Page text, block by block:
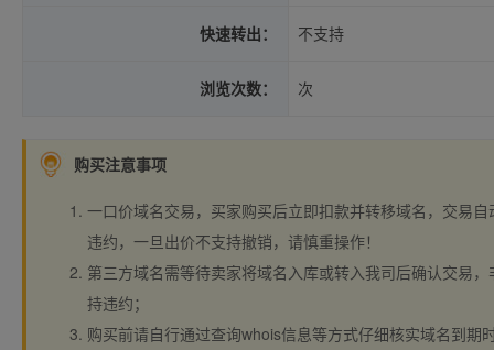
快速转出： 不支持
浏览次数： 次
购买注意事项
一口价域名交易，买家购买后立即扣款并转移域名，交易
违约，一旦出价不支持撤销，请慎重操作！
第三方域名需等待卖家将域名入库或转入我司后确认交易
持违约；
购买前请自行通过查询whois信息等方式仔细核实域名到期